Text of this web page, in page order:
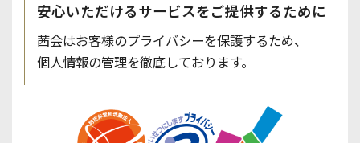
安心いただけるサービスをご提供するために
茜会はお客様のプライバシーを保護するため、
個人情報の管理を徹底しております。